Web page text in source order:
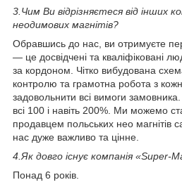
3. Чим Ви відрізняєтеся від інших
неодимових магнітів?
Обравшись до нас, ви отримуєте
— це досвідчені та кваліфіковані
за кордоном. Чітко вибудована
контролю та грамотна робота з
задовольнити всі вимоги
всі 100 і навіть 200%. Ми можемо
продавцем польських нео магнітів
нас дуже важливо та цінне.
4. Як довго існує компанія «Super-
Понад 6 років.